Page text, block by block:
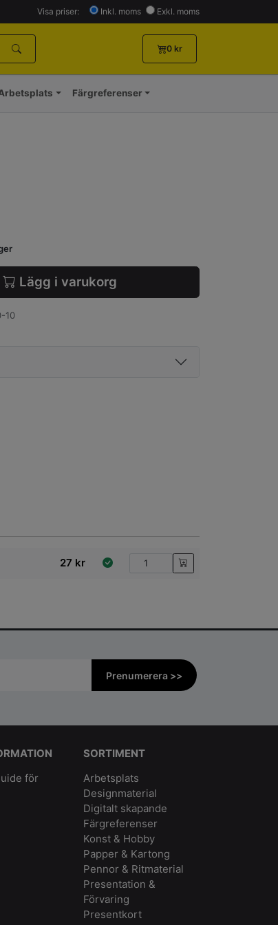
Visa priser: Inkl. moms Exkl. moms
0 kr
Färgreferenser
Lägg i varukorg
10
27 kr
Prenumerera >>
för
SORTIMENT
Arbetsplats
Designmaterial
Digitalt skapande
Färgreferenser
Konst & Hobby
Papper & Kartong
Pennor & Ritmaterial
Presentation &
Förvaring
Presentkort